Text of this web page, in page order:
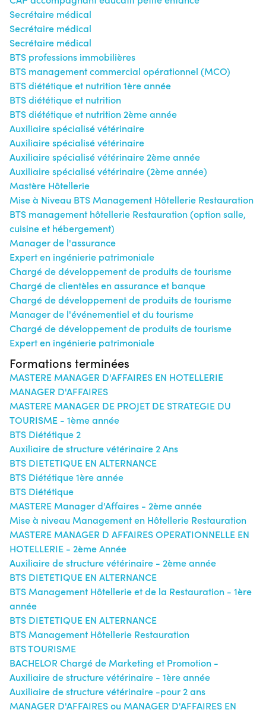
Secrétaire médical
Secrétaire médical
Secrétaire médical
BTS professions immobilières
BTS management commercial opérationnel (MCO)
BTS diététique et nutrition 1ère année
BTS diététique et nutrition
BTS diététique et nutrition 2ème année
Auxiliaire spécialisé vétérinaire
Auxiliaire spécialisé vétérinaire
Auxiliaire spécialisé vétérinaire 2ème année
Auxiliaire spécialisé vétérinaire (2ème année)
Mastère Hôtellerie
Mise à Niveau BTS Management Hôtellerie Restauration
BTS management hôtellerie Restauration (option salle,
cuisine et hébergement)
Manager de l'assurance
Expert en ingénierie patrimoniale
Chargé de développement de produits de tourisme
Chargé de clientèles en assurance et banque
Chargé de développement de produits de tourisme
Manager de l'événementiel et du tourisme
Chargé de développement de produits de tourisme
Expert en ingénierie patrimoniale
Formations terminées
MASTERE MANAGER D'AFFAIRES EN HOTELLERIE
MANAGER D'AFFAIRES
MASTERE MANAGER DE PROJET DE STRATEGIE DU
TOURISME - 1ème année
BTS Diététique 2
Auxiliaire de structure vétérinaire 2 Ans
BTS DIETETIQUE EN ALTERNANCE
BTS Diététique 1ère année
BTS Diététique
MASTERE Manager d'Affaires - 2ème année
Mise à niveau Management en Hôtellerie Restauration
MASTERE MANAGER D AFFAIRES OPERATIONNELLE EN
HOTELLERIE - 2ème Année
Auxiliaire de structure vétérinaire - 2ème année
BTS DIETETIQUE EN ALTERNANCE
BTS Management Hôtellerie et de la Restauration - 1ère
année
BTS DIETETIQUE EN ALTERNANCE
BTS Management Hôtellerie Restauration
BTS TOURISME
BACHELOR Chargé de Marketing et Promotion -
Auxiliaire de structure vétérinaire - 1ère année
Auxiliaire de structure vétérinaire -pour 2 ans
MANAGER D'AFFAIRES ou MANAGER D'AFFAIRES EN